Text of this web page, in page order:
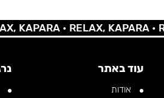
•RELAX, KAPARA •
עוד באתר
אודות